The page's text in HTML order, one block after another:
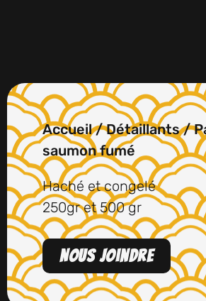
Accueil/Détaillants/
saumon fumé
Haché et congelé
250gr et 500 gr
Nous joindre